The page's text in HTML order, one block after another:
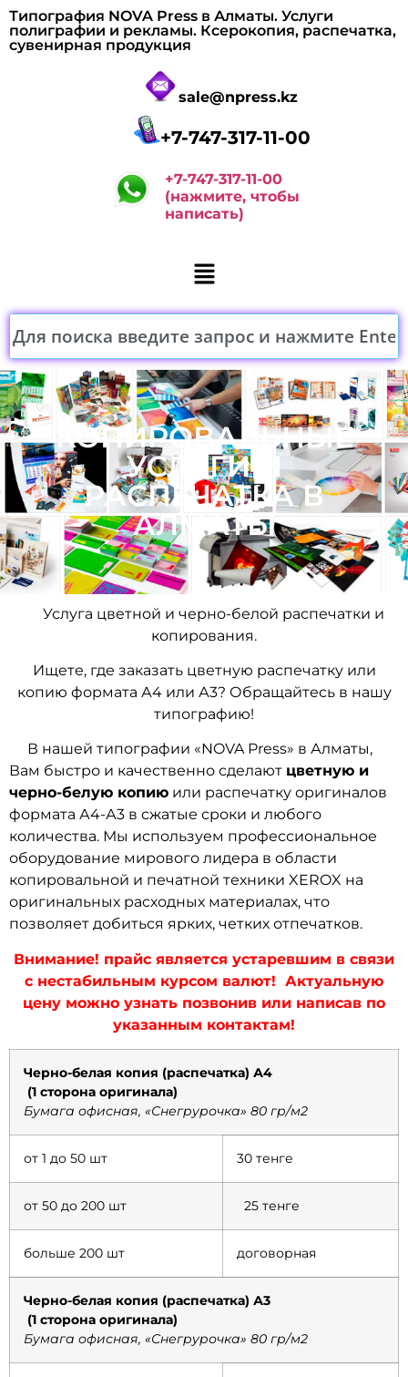
Типография NOVA Press в Алматы. Услуги
полиграфии и рекламы. Ксерокопия, распечатка,
сувенирная продукция
sale@npress.kz
+7-747-317-11-00
+7-747-317-11-00
(нажмите, чтобы
написать)
КОПИРОВАЛЬНЫЕ
УСЛУГИ И
РАСПЕЧАТКА В
АЛМАТЫ
Услуга цветной и черно-белой распечатки и
копирования.
Ищете, где заказать цветную распечатку или
копию формата А4 или А3? Обращайтесь в нашу
типографию!
В нашей типографии «NOVA Press» в Алматы,
Вам быстро и качественно сделают цветную и
черно-белую копию или распечатку оригиналов
формата А4-А3 в сжатые сроки и любого
количества. Мы используем профессиональное
оборудование мирового лидера в области
копировальной и печатной техники XEROX на
оригинальных расходных материалах, что
позволяет добиться ярких, четких отпечатков.
Внимание! прайс является устаревшим в связи
с нестабильным курсом валют! Актуальную
цену можно узнать позвонив или написав по
указанным контактам!
Черно-белая копия (распечатка) А4
(1 сторона оригинала)
Бумага офисная, «Снегрурочка» 80 гр/м2
от 1 до 50 шт 30 тенге
от 50 до 200 шт 25 тенге
больше 200 шт договорная
Черно-белая копия (распечатка) А3
(1 сторона оригинала)
Бумага офисная, «Снегрурочка» 80 гр/м2